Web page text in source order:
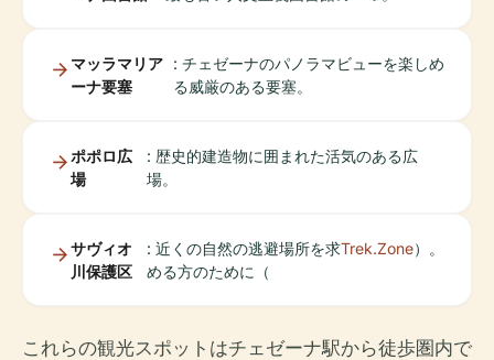
マッラマリア
ーナ要塞
: チェゼーナのパノラマビューを楽しめ
る威厳のある要塞。
ポポロ広
場
: 歴史的建造物に囲まれた活気のある広
場。
サヴィオ
川保護区
: 近くの自然の逃避場所を求
める方のために（
Trek.Zone）。
これらの観光スポットはチェゼーナ駅から徒歩圏内で